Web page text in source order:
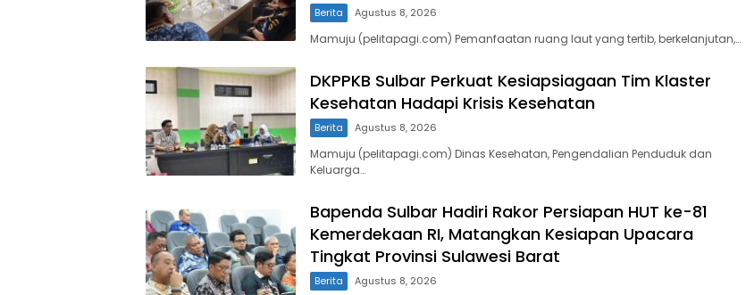
Berita Agustus 8, 2026
Mamuju (pelitapagi.com) Pemanfaatan ruang laut yang tertib, berkelanjutan,…
DKPPKB Sulbar Perkuat Kesiapsiagaan Tim Klaster
Kesehatan Hadapi Krisis Kesehatan
Berita Agustus 8, 2026
Mamuju (pelitapagi.com) Dinas Kesehatan, Pengendalian Penduduk dan
Keluarga…
Bapenda Sulbar Hadiri Rakor Persiapan HUT ke-81
Kemerdekaan RI, Matangkan Kesiapan Upacara
Tingkat Provinsi Sulawesi Barat
Berita Agustus 8, 2026